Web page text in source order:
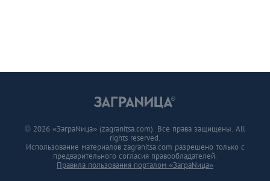
© 2026 «ЗаграNица» (zagranitsa.com). Все права защищены. All
rights reserved.
Использование материалов zagranitsa.com разрешено только с
предварительного согласия правообладателей.
Правила пользования порталом «ЗаграNица»